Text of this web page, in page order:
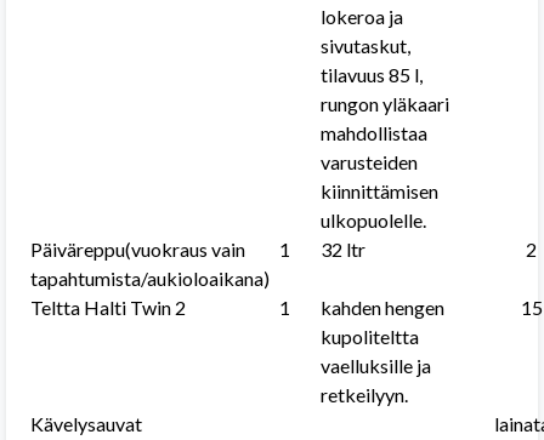
lokeroa ja
sivutaskut,
tilavuus 85 l,
rungon yläkaari
mahdollistaa
varusteiden
kiinnittämisen
ulkopuolelle.
Päiväreppu(vuokraus vain
tapahtumista/aukioloaikana)
1 32 ltr 2
Teltta Halti Twin 2 1
kahden hengen
kupoliteltta
vaelluksille ja
retkeilyyn.
15
Kävelysauvat